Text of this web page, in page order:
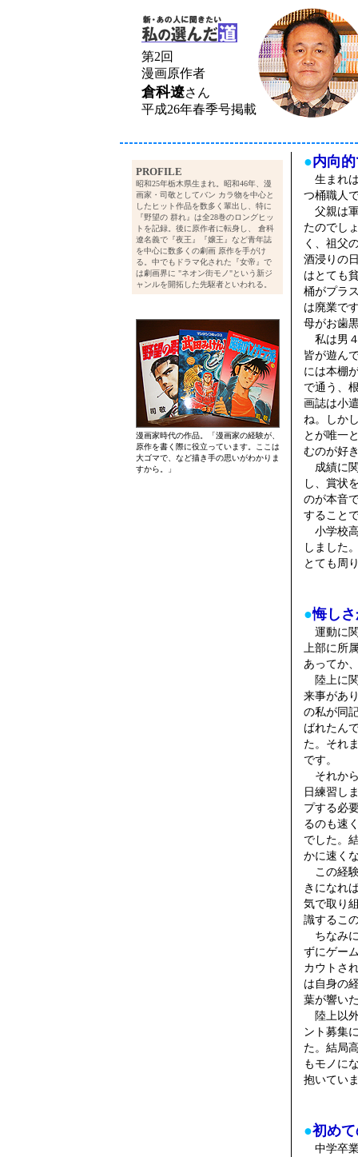
第2回
漫画原作者
倉科遼さん
平成26年春季号掲載
PROFILE
昭和25年栃木県生まれ。昭和46年、漫
画家・司敬としてバン カラ物を中心と
したヒット作品を数多く輩出し、特に
『野望の 群れ』は全28巻のロングヒッ
トを記録。後に原作者に転身し、 倉科
遼名義で『夜王』『嬢王』など青年誌
を中心に数多くの劇画 原作を手がけ
る。中でもドラマ化された『女帝』で
は劇画界に "ネオン街モノ"という新ジ
ャンルを開拓した先駆者といわれる。
漫画家時代の作品。「漫画家の経験が、
原作を書く際に役立っています。ここは
大ゴマで、など描き手の思いがわかりま
すから。」
●内向
生まれ
つ桶職人
父親は
たのでし
く、祖父
酒浸りの
はとても
桶がプラ
は廃業で
母がお歯
私は男
皆が遊ん
には本棚
で通う、
画誌は小
ね。しか
とが唯一
むのが好
成績に
し、賞状
のが本音
すること
小学校
しました
とても周
●悔し
運動に
上部に所
あってか
陸上に
来事があ
の私が同
ばれたん
た。それ
です。
それか
日練習し
プする必
るのも速
でした。
かに速く
この経
きになれ
気で取り
識するこ
ちなみ
ずにゲー
カウトさ
は自身の
葉が響い
陸上以
ント募集
た。結局
もモノに
抱いてい
●初め
中学卒